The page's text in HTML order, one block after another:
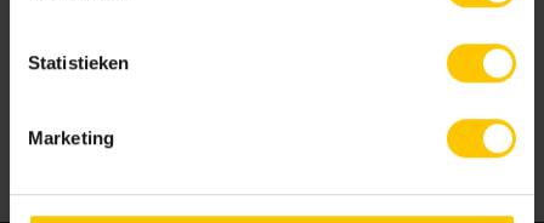
Statistieken
Marketing